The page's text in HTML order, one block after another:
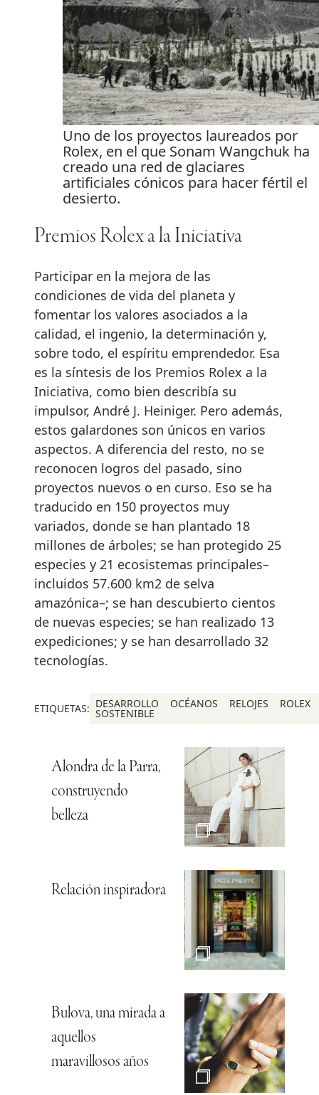
Uno de los proyectos laureados por
Rolex, en el que Sonam Wangchuk ha
creado una red de glaciares
artificiales cónicos para hacer fértil el
desierto.
Premios Rolex a la Iniciativa
Participar en la mejora de las
condiciones de vida del planeta y
fomentar los valores asociados a la
calidad, el ingenio, la determinación y,
sobre todo, el espíritu emprendedor. Esa
es la síntesis de los Premios Rolex a la
Iniciativa, como bien describía su
impulsor, André J. Heiniger. Pero además,
estos galardones son únicos en varios
aspectos. A diferencia del resto, no se
reconocen logros del pasado, sino
proyectos nuevos o en curso. Eso se ha
traducido en 150 proyectos muy
variados, donde se han plantado 18
millones de árboles; se han protegido 25
especies y 21 ecosistemas principales–
incluidos 57.600 km2 de selva
amazónica–; se han descubierto cientos
de nuevas especies; se han realizado 13
expediciones; y se han desarrollado 32
tecnologías.
ETIQUETAS: DESARROLLO
SOSTENIBLE
OCÉANOS RELOJES ROLEX
Alondra de la Parra,
construyendo
belleza
Relación inspiradora
Bulova, una mirada a
aquellos
maravillosos años